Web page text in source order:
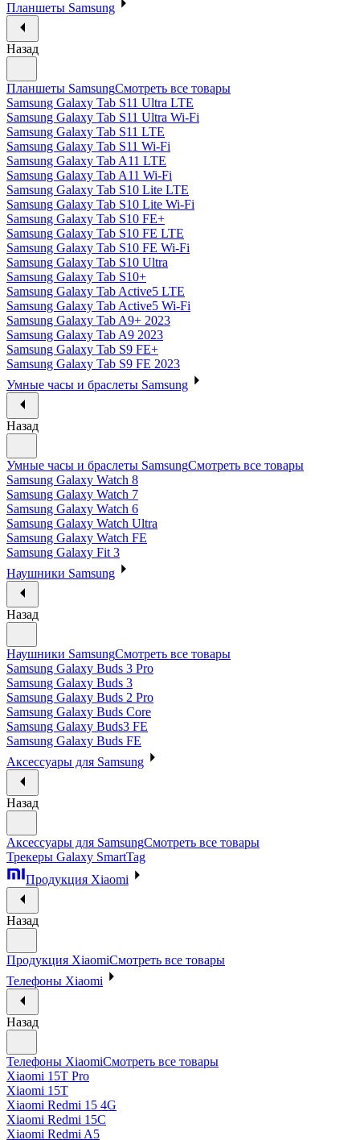
Планшеты Samsung
Назад
Планшеты SamsungСмотреть все товары
Samsung Galaxy Tab S11 Ultra LTE
Samsung Galaxy Tab S11 Ultra Wi-Fi
Samsung Galaxy Tab S11 LTE
Samsung Galaxy Tab S11 Wi-Fi
Samsung Galaxy Tab A11 LTE
Samsung Galaxy Tab A11 Wi-Fi
Samsung Galaxy Tab S10 Lite LTE
Samsung Galaxy Tab S10 Lite Wi-Fi
Samsung Galaxy Tab S10 FE+
Samsung Galaxy Tab S10 FE LTE
Samsung Galaxy Tab S10 FE Wi-Fi
Samsung Galaxy Tab S10 Ultra
Samsung Galaxy Tab S10+
Samsung Galaxy Tab Active5 LTE
Samsung Galaxy Tab Active5 Wi-Fi
Samsung Galaxy Tab A9+ 2023
Samsung Galaxy Tab A9 2023
Samsung Galaxy Tab S9 FE+
Samsung Galaxy Tab S9 FE 2023
Умные часы и браслеты Samsung
Назад
Умные часы и браслеты SamsungСмотреть все товары
Samsung Galaxy Watch 8
Samsung Galaxy Watch 7
Samsung Galaxy Watch 6
Samsung Galaxy Watch Ultra
Samsung Galaxy Watch FE
Samsung Galaxy Fit 3
Наушники Samsung
Назад
Наушники SamsungСмотреть все товары
Samsung Galaxy Buds 3 Pro
Samsung Galaxy Buds 3
Samsung Galaxy Buds 2 Pro
Samsung Galaxy Buds Core
Samsung Galaxy Buds3 FE
Samsung Galaxy Buds FE
Аксессуары для Samsung
Назад
Аксессуары для SamsungСмотреть все товары
Трекеры Galaxy SmartTag
Продукция Xiaomi
Назад
Продукция XiaomiСмотреть все товары
Телефоны Xiaomi
Назад
Телефоны XiaomiСмотреть все товары
Xiaomi 15T Pro
Xiaomi 15T
Xiaomi Redmi 15 4G
Xiaomi Redmi 15C
Xiaomi Redmi A5